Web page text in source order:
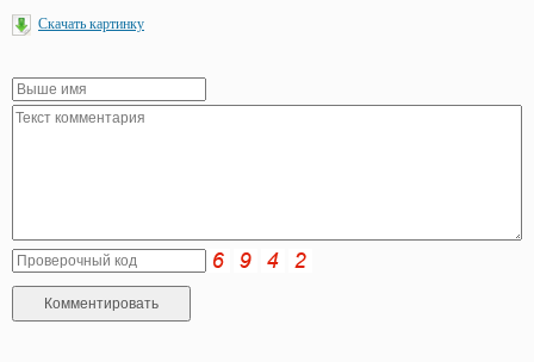
Скачать картинку